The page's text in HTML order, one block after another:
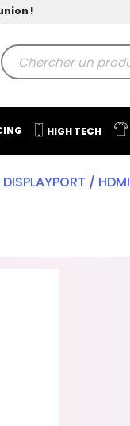
!
HIGH TECH
DISPLAYPORT /